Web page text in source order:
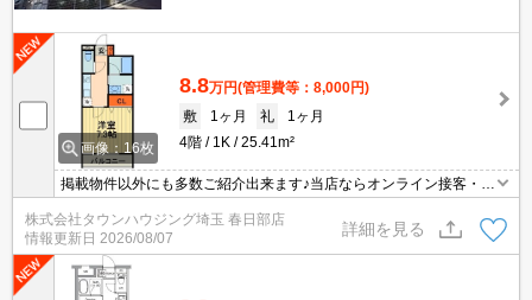
画像：16枚
8.8万円(管理費等：8,000円)
敷
1ヶ月 礼
1ヶ月
4階
1K 25.41m²
掲載物件以外にも多数ご紹介出来ます♪当店ならオンライン接客・内
見可能です！メールでのお問い合わせの際は、電話番号も記載頂き
ますとスムーズに御対応できます♪
株式会社タウンハウジング埼玉 春日部店
情報更新日 2026/08/07
詳細を見る